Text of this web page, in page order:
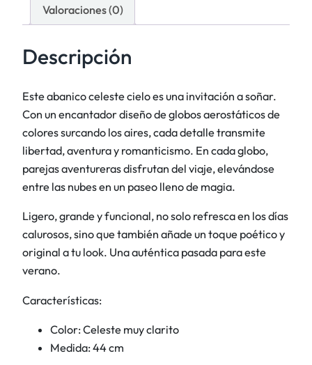
o
s
t
t
i
c
o
s
c
a
a
Valoraciones (0)
Descripción
Este abanico celeste cielo es una invitación a soñar.
Con un encantador diseño de globos aerostáticos de
colores surcando los aires, cada detalle transmite
libertad, aventura y romanticismo. En cada globo,
parejas aventureras disfrutan del viaje, elevándose
entre las nubes en un paseo lleno de magia.
Ligero, grande y funcional, no solo refresca en los días
calurosos, sino que también añade un toque poético y
original a tu look. Una auténtica pasada para este
verano.
Características:
Color: Celeste muy clarito
Medida: 44 cm